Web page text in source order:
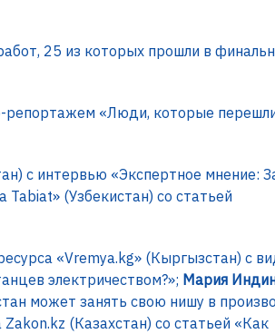
25 из которых прошли в
репортажем «Люди, которые
с интервью «Экспертное мнение:
Tabiat» (Узбекистан) со статьей
«Vremya.kg» (Кыргызстан) с
электричеством?»; Мария
может занять свою нишу в
(Казахстан) со статьей «Как